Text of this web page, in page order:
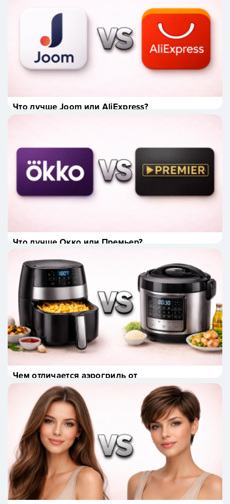
Что лучше Joom или AliExpress?
Что лучше Окко или Премьер?
Чем отличается аэрогриль от
мультиварки и что лучше?